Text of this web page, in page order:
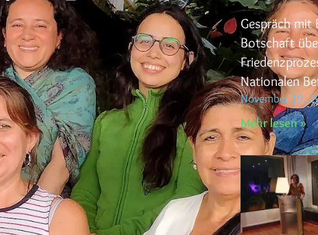
Gespräch mit
Botschaft
Nationalen
November 19,
Mehr lesen »